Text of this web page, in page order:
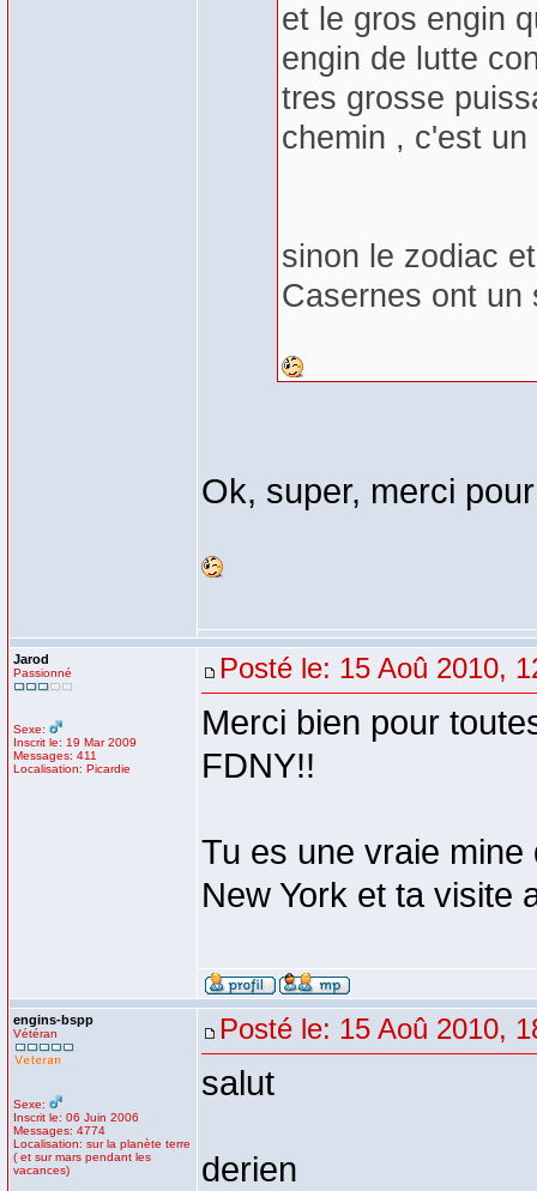
et le gros engin
engin de lutte
tres grosse
chemin , c'est
sinon le zodiac
Casernes ont un
Ok, super, merci
Jarod
Passionné
Sexe:
Inscrit le: 19 Mar 2009
Messages: 411
Localisation: Picardie
Posté le: 15 Aoû 2010,
Merci bien pour
FDNY!!
Tu es une vraie
New York et ta visite
engins-bspp
Vétéran
Sexe:
Inscrit le: 06 Juin 2006
Messages: 4774
Localisation: sur la planète terre
( et sur mars pendant les
vacances)
Posté le: 15 Aoû 2010,
salut
derien